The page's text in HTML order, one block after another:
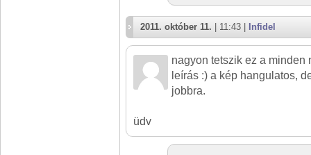
2011. október 11. | 11:43 | Infidel
nagyon tetszik ez a minden
leírás :) a kép hangulatos,
jobbra.
üdv